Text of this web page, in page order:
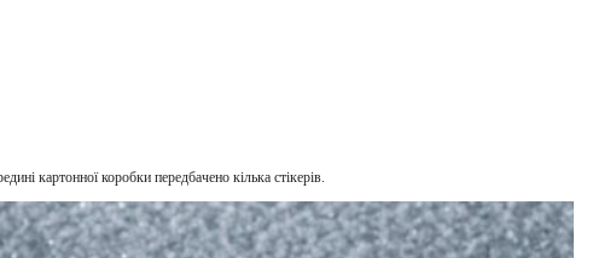
картонної коробки передбачено кілька стікерів.